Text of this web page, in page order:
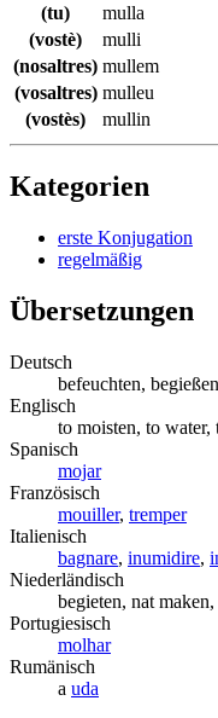
(tu)
mulla
(vostè)
mulli
(nosaltres) mullem
(vosaltres) mulleu
(vostès)
mullin
Kategorien
erste Konjugation
regelmäßig
Übersetzungen
Deutsch
befeuchten,
Englisch
to moisten, to water,
Spanisch
mojar
Französisch
mouiller, tremper
Italienisch
bagnare, inumidire,
Niederländisch
begieten, nat
Portugiesisch
molhar
Rumänisch
a uda